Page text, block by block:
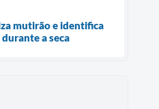
mutirão e identifica
a seca